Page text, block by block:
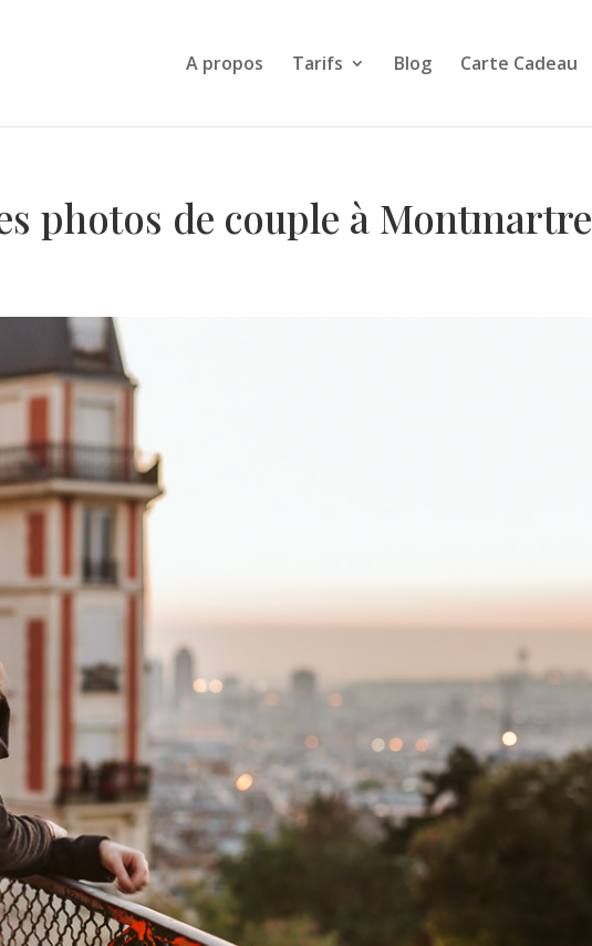
A propos Tarifs Blog Carte Cadeau
photos de couple à Montmartre